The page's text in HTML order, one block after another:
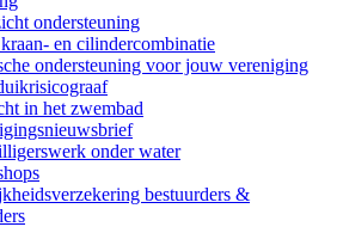
ondersteuning
en cilindercombinatie
ondersteuning voor jouw vereniging
in het zwembad
onder water
bestuurders &